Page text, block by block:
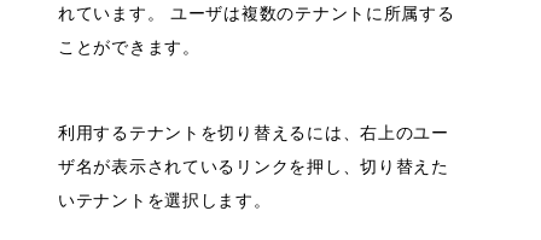
れています。 ユーザは複数のテナントに所属する
ことができます。
利用するテナントを切り替えるには、右上のユー
ザ名が表示されているリンクを押し、切り替えた
いテナントを選択します。